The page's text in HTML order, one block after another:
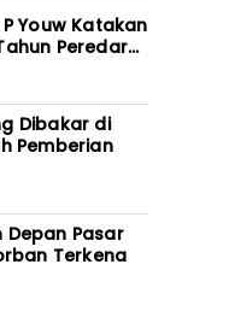
Youw Katakan
Peredar...
Dibakar di
Pemberian
Depan Pasar
Terkena